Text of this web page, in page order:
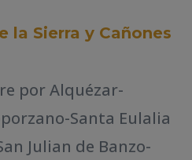
la Sierra y Cañones
por Alquézar-
Santa Eulalia
Julian de Banzo-